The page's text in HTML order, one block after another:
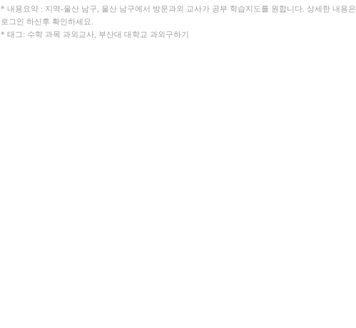
* 내용요약 : 지역-울산 남구, 울산 남구에서 방문과외 교사가 공부 학습지도를 원합니다. 상세한 내용은
로그인 하신후 확인하세요.
* 태그: 수학 과목 과외교사, 부산대 대학교 과외구하기